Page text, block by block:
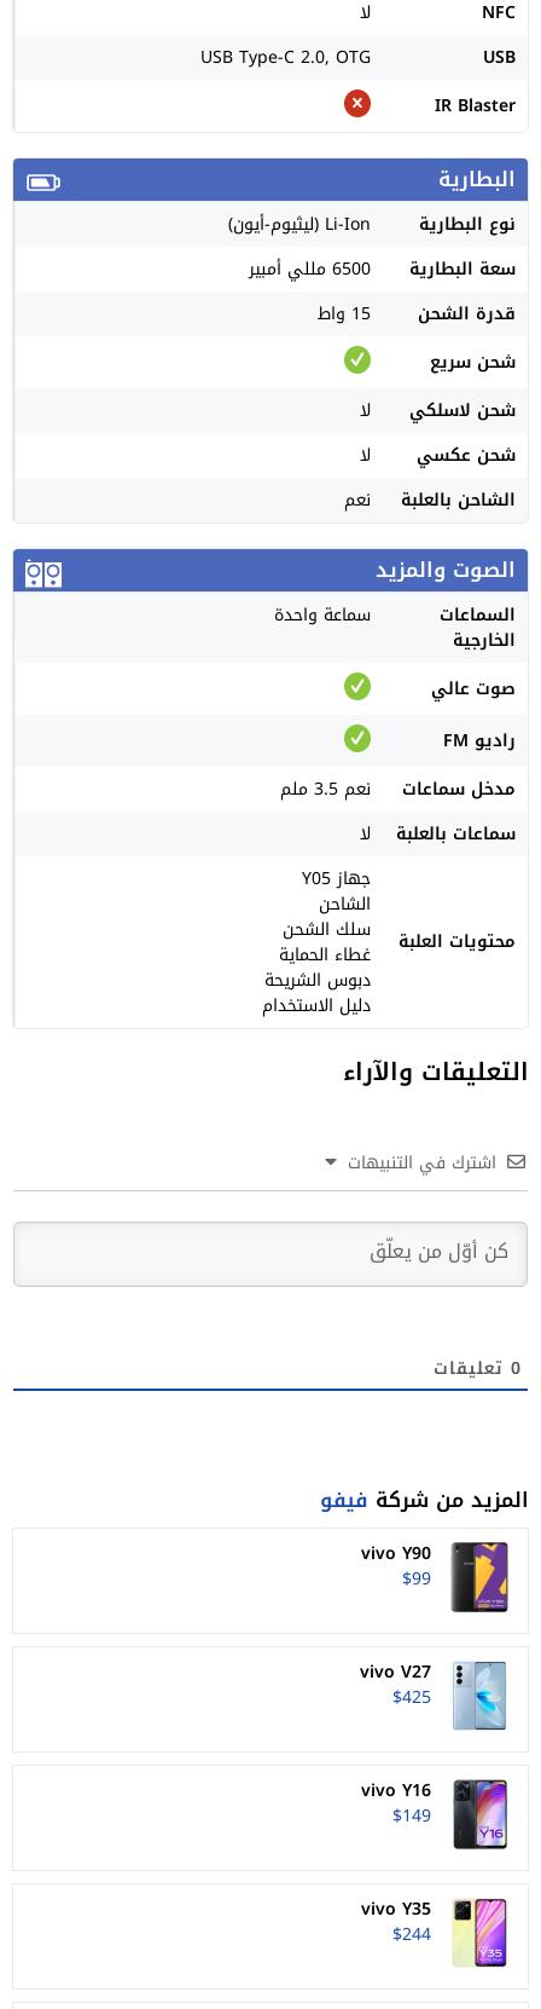
NFC
لا
USB
USB Type-C 2.0, OTG
IR Blaster
البطارية
نوع البطارية
Li-Ion (ليثيوم-أيون)
سعة البطارية
6500 مللي أمبير
قدرة الشحن
15 واط
شحن سريع
شحن لاسلكي
لا
شحن عكسي
لا
الشاحن بالعلبة
نعم
الصوت والمزيد
السماعات
الخارجية
سماعة واحدة
صوت عالي
راديو FM
مدخل سماعات
نعم 3.5 ملم
سماعات بالعلبة
لا
محتويات العلبة
جهاز Y05
الشاحن
سلك الشحن
غطاء الحماية
دبوس الشريحة
دليل الاستخدام
التعليقات والآراء
اشترك في التنبيهات
0 تعليقات
المزيد من شركة فيفو
vivo Y90
$99
vivo V27
$425
vivo Y16
$149
vivo Y35
$244